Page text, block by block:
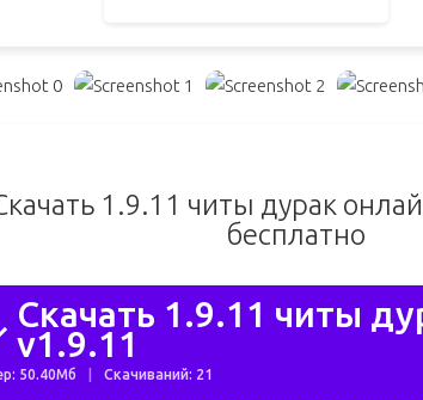
1.9.11 читы дурак
бесплатно
Скачать 1.9.11 читы
v1.9.11
50.40Мб Скачиваний: 21